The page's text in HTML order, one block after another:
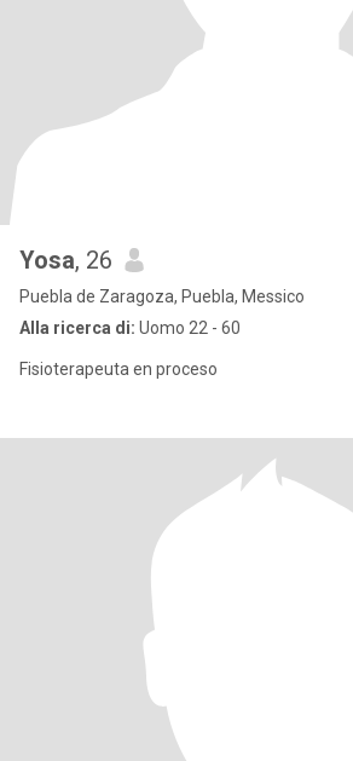
Yosa, 26
Puebla de Zaragoza, Puebla, Messico
Alla ricerca di: Uomo 22 - 60
Fisioterapeuta en proceso